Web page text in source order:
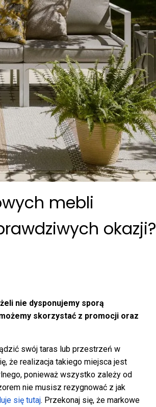
mebli
okazji?
nie dysponujemy sporą
skorzystać z promocji oraz
swój taras lub przestrzeń w
że realizacja takiego miejsca jest
ponieważ wszystko zależy od
nie musisz rezygnować z jak
się tutaj. Przekonaj się, że markowe